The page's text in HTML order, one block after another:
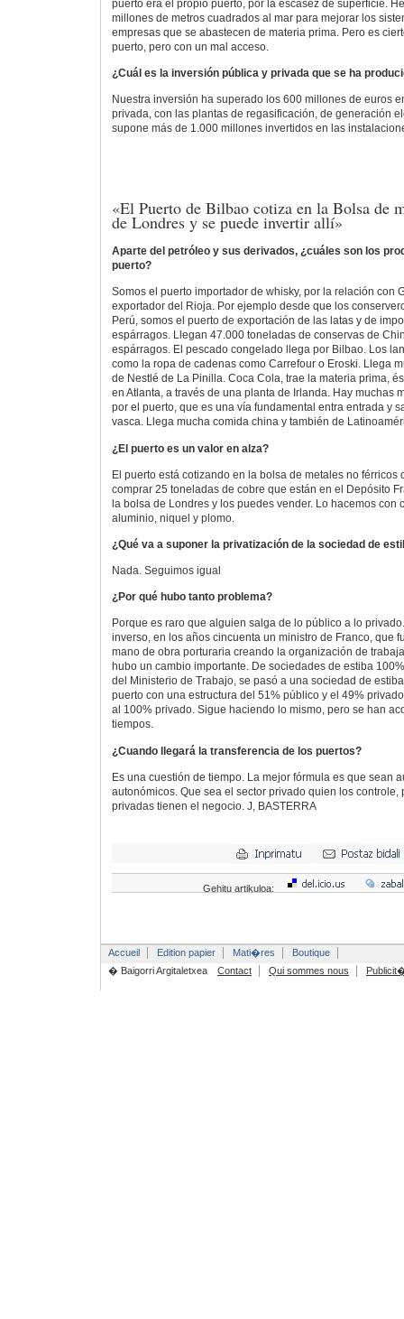
puerto era el propio puerto, por la escasez de superficie.
millones de metros cuadrados al mar para mejorar los
empresas que se abastecen de materia prima. Pero es
puerto, pero con un mal acceso.
¿Cuál es la inversión pública y privada que se ha
Nuestra inversión ha superado los 600 millones de euros
privada, con las plantas de regasificación, de generación
supone más de 1.000 millones invertidos en las
«El Puerto de Bilbao cotiza en la Bolsa de
de Londres y se puede invertir allí»
Aparte del petróleo y sus derivados, ¿cuáles son los
puerto?
Somos el puerto importador de whisky, por la relación con
exportador del Rioja. Por ejemplo desde que los
Perú, somos el puerto de exportación de las latas y de
espárragos. Llegan 47.000 toneladas de conservas de
espárragos. El pescado congelado llega por Bilbao. Los
como la ropa de cadenas como Carrefour o Eroski. Llega
de Nestlé de La Pinilla. Coca Cola, trae la materia prima,
en Atlanta, a través de una planta de Irlanda. Hay muchas
por el puerto, que es una vía fundamental entra entrada y
vasca. Llega mucha comida china y también de
¿El puerto es un valor en alza?
El puerto está cotizando en la bolsa de metales no férricos
comprar 25 toneladas de cobre que están en el Depósito
la bolsa de Londres y los puedes vender. Lo hacemos con
aluminio, niquel y plomo.
¿Qué va a suponer la privatización de la sociedad de
Nada. Seguimos igual
¿Por qué hubo tanto problema?
Porque es raro que alguien salga de lo público a lo
inverso, en los años cincuenta un ministro de Franco, que
mano de obra porturaria creando la organización de
hubo un cambio importante. De sociedades de estiba
del Ministerio de Trabajo, se pasó a una sociedad de
puerto con una estructura del 51% público y el 49%
al 100% privado. Sigue haciendo lo mismo, pero se han
tiempos.
¿Cuando llegará la transferencia de los puertos?
Es una cuestión de tiempo. La mejor fórmula es que sean
autonómicos. Que sea el sector privado quien los controle,
privadas tienen el negocio. J, BASTERRA
Gehitu artikuloa:
Accueil Edition papier Mati�res
Boutique
� Baigorri Argitaletxea
Contact Qui sommes nous